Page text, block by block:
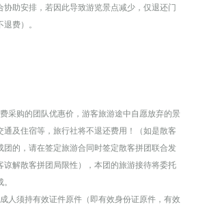
协助安排，若因此导致游览景点减少，仅退还门
费）。
采购的团队优惠价，游客旅游途中自愿放弃的景
通及住宿等，旅行社将不退还费用！（如是散客
团的，请在签定旅游合同时签定散客拼团联合发
谅解散客拼团局限性），本团的旅游接待将委托
人须持有效证件原件（即有效身份证原件，有效